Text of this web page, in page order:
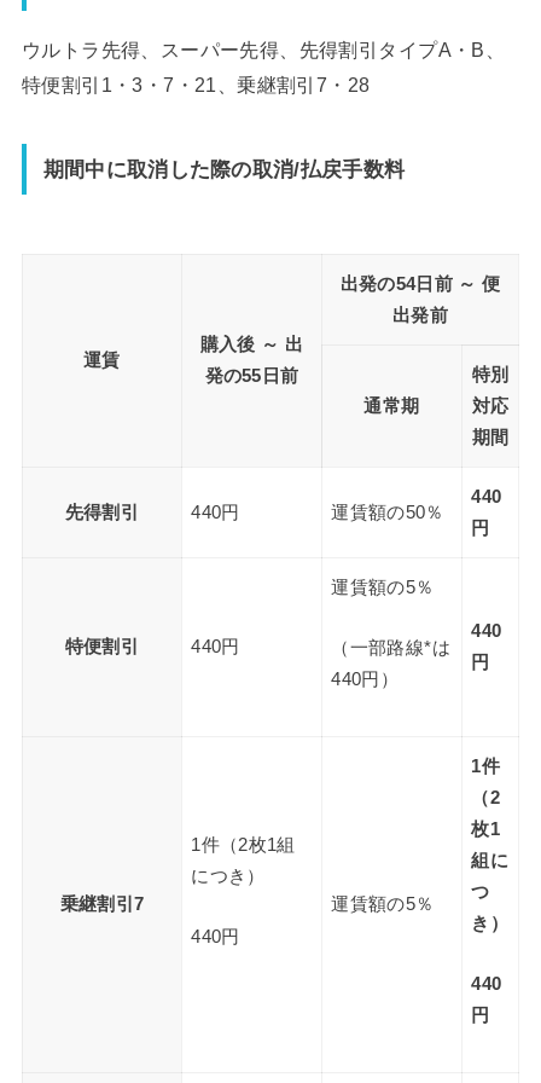
ウルトラ先得、スーパー先得、先得割引タイプA・B、
特便割引1・3・7・21、乗継割引7・28
期間中に取消した際の取消/払戻手数料
運賃
購入後 ～ 出
発の55日前
出発の54日前 ～ 便
出発前
通常期
特別
対応
期間
先得割引 440円 運賃額の50％
440
円
特便割引 440円
運賃額の5％
（一部路線*は
440円）
440
円
乗継割引7
1件（2枚1組
につき）
440円
運賃額の5％
1件
（2
枚1
組に
つ
き）
440
円